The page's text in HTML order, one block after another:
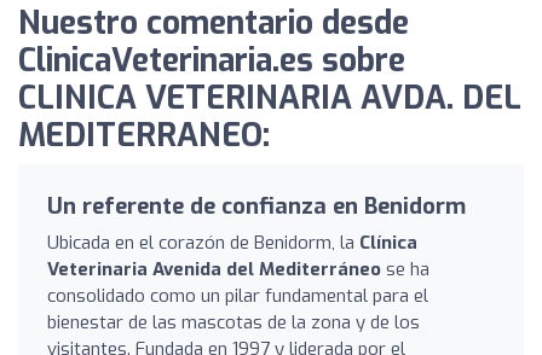
Nuestro comentario desde
ClinicaVeterinaria.es sobre
CLINICA VETERINARIA AVDA. DEL
MEDITERRANEO:
Un referente de confianza en Benidorm
Ubicada en el corazón de Benidorm, la Clínica
Veterinaria Avenida del Mediterráneo se ha
consolidado como un pilar fundamental para el
bienestar de las mascotas de la zona y de los
visitantes. Fundada en 1997 y liderada por el